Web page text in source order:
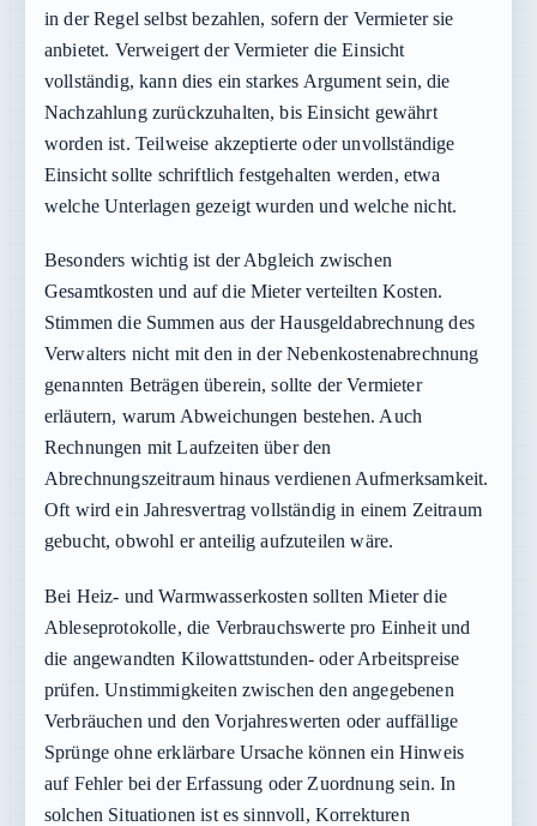
in der Regel selbst bezahlen, sofern der Vermieter sie
anbietet. Verweigert der Vermieter die Einsicht
vollständig, kann dies ein starkes Argument sein, die
Nachzahlung zurückzuhalten, bis Einsicht gewährt
worden ist. Teilweise akzeptierte oder unvollständige
Einsicht sollte schriftlich festgehalten werden, etwa
welche Unterlagen gezeigt wurden und welche nicht.
Besonders wichtig ist der Abgleich zwischen
Gesamtkosten und auf die Mieter verteilten Kosten.
Stimmen die Summen aus der Hausgeldabrechnung des
Verwalters nicht mit den in der Nebenkostenabrechnung
genannten Beträgen überein, sollte der Vermieter
erläutern, warum Abweichungen bestehen. Auch
Rechnungen mit Laufzeiten über den
Abrechnungszeitraum hinaus verdienen Aufmerksamkeit.
Oft wird ein Jahresvertrag vollständig in einem Zeitraum
gebucht, obwohl er anteilig aufzuteilen wäre.
Bei Heiz- und Warmwasserkosten sollten Mieter die
Ableseprotokolle, die Verbrauchswerte pro Einheit und
die angewandten Kilowattstunden- oder Arbeitspreise
prüfen. Unstimmigkeiten zwischen den angegebenen
Verbräuchen und den Vorjahreswerten oder auffällige
Sprünge ohne erklärbare Ursache können ein Hinweis
auf Fehler bei der Erfassung oder Zuordnung sein. In
solchen Situationen ist es sinnvoll, Korrekturen